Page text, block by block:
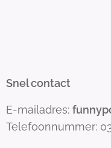
Snel contact
E-mailadres:
Telefoonnummer: